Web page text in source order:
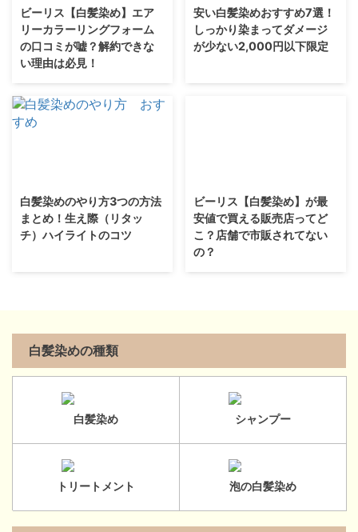
ビーリス【白髪染め】エア
リーカラーリングフォーム
の口コミが嘘？解約できな
い理由は必見！
安い白髪染めおすすめ7選！
しっかり染まってダメージ
が少ない2,000円以下限定
白髪染めのやり方3つの方法
まとめ！生え際（リタッ
チ）ハイライトのコツ
ビーリス【白髪染め】が最
安値で買える販売店ってど
こ？店舗で市販されてない
の？
白髪染めの種類
白髪染め シャンプー
トリートメント 泡の白髪染め